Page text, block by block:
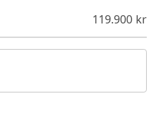
119.900 kr